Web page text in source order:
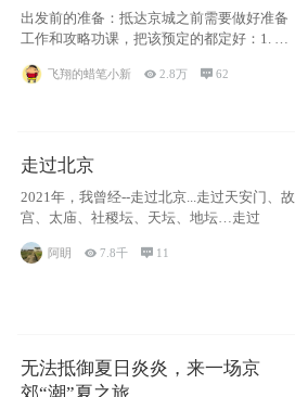
古七星夜景！
出发前的准备：抵达京城之前需要做好准备
工作和攻略功课，把该预定的都定好：1. 酒
飞翔的蜡笔小新 2.8万 62
走过北京
2021年，我曾经--走过北京...走过天安门、故
宫、太庙、社稷坛、天坛、地坛…走过
阿眀 7.8千  11
无法抵御夏日炎炎，来一场京